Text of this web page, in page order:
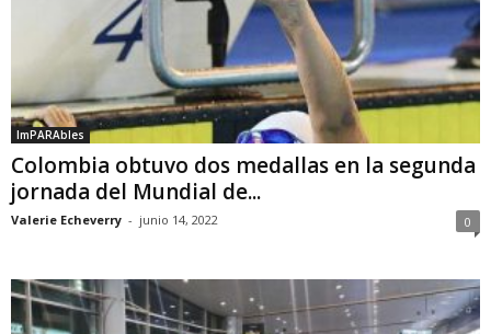
ImPARAbles
Colombia obtuvo dos medallas en la segunda
jornada del Mundial de...
Valerie Echeverry - junio 14, 2022 0